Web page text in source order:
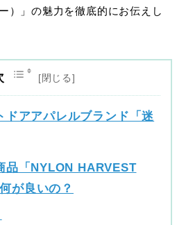
）」の魅力を徹底的にお伝えし
ドアアパレルブランド「迷
品「NYLON HARVEST
が良いの？